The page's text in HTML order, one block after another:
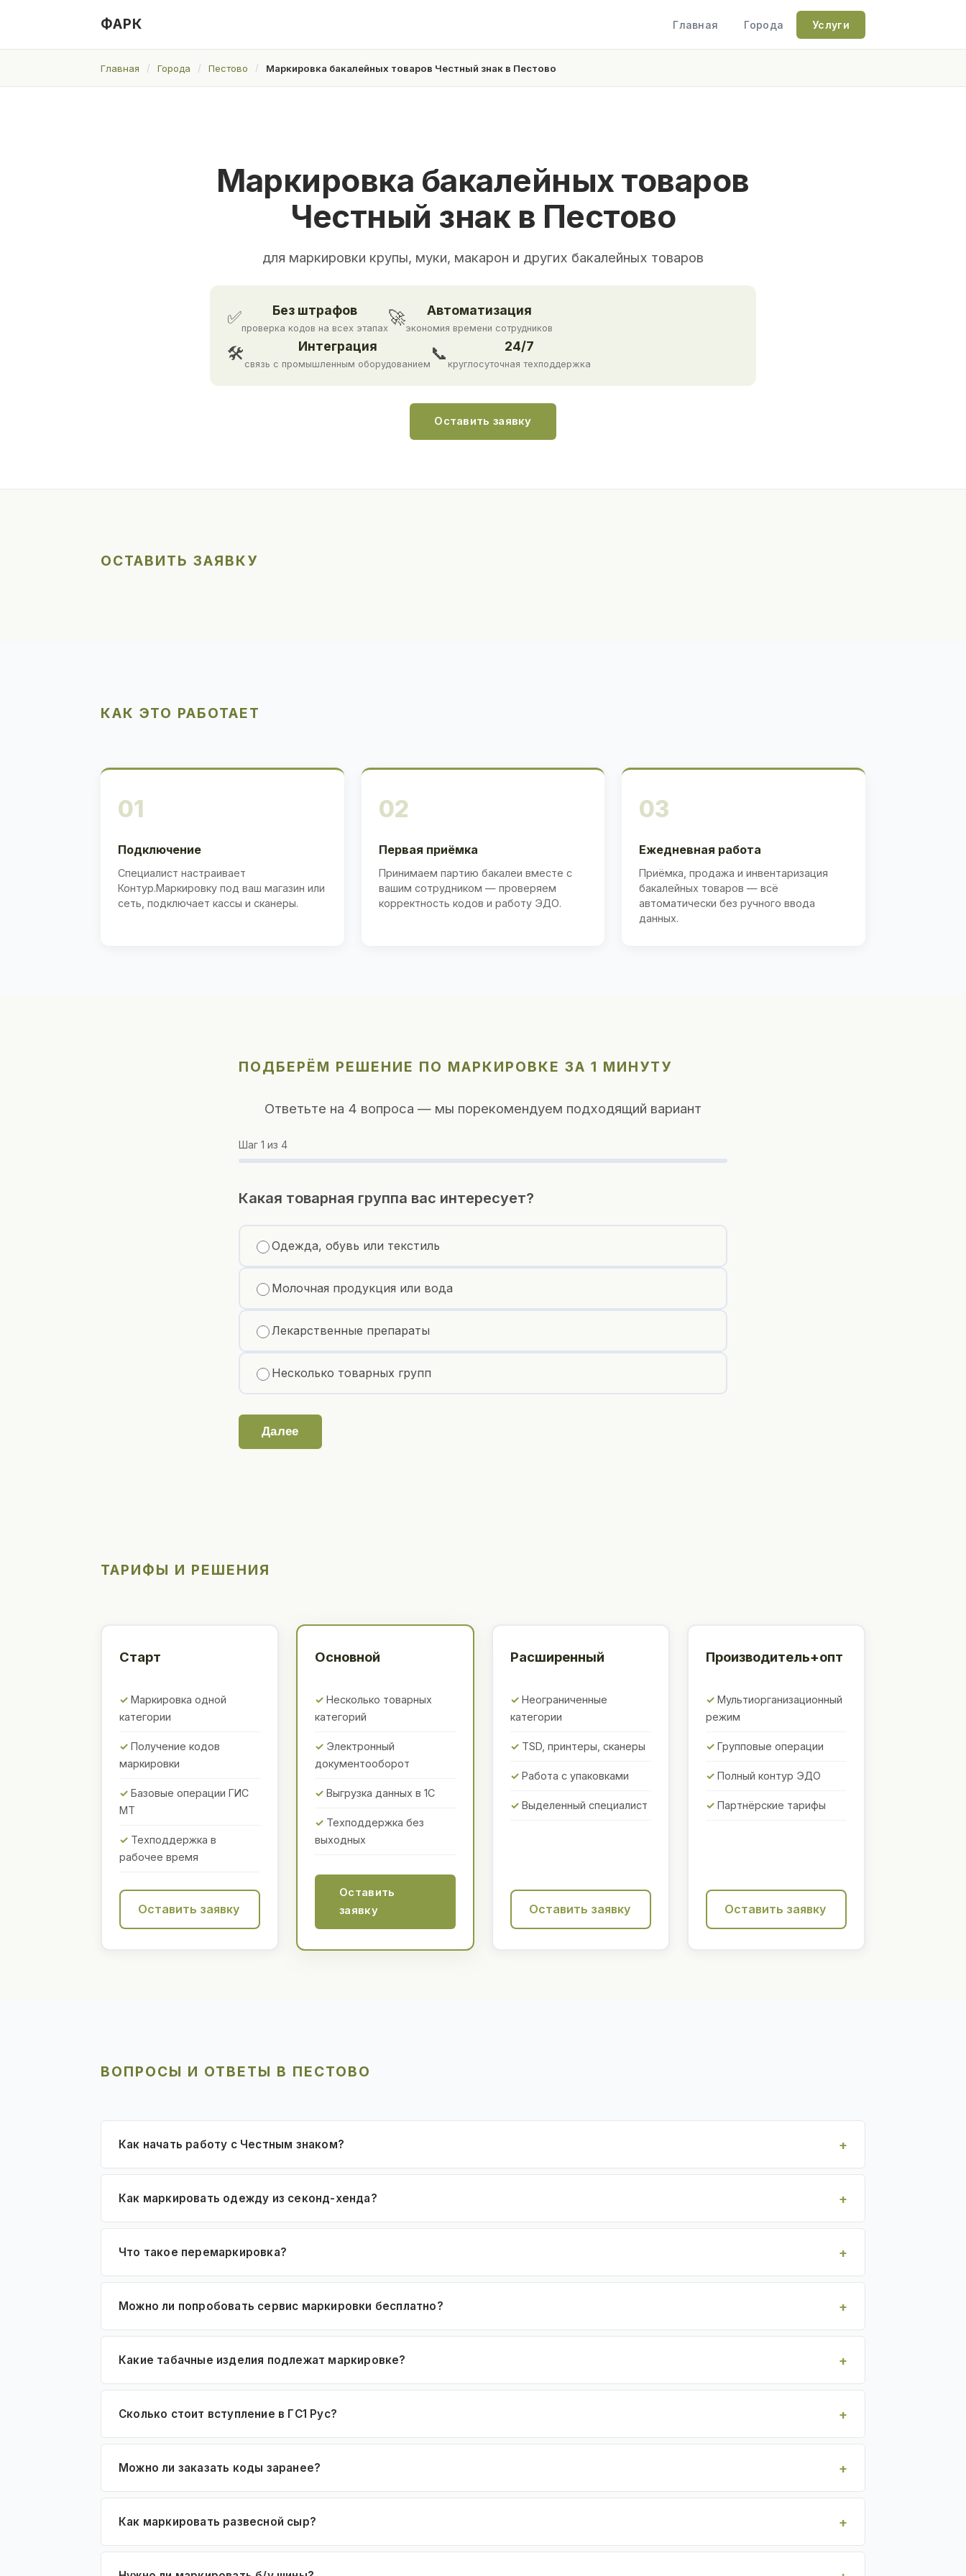
ФАРК Главная Города Услуги
Главная Города Пестово Маркировка бакалейных товаров Честный знак в Пестово
Маркировка бакалейных товаров
Честный знак в Пестово
для маркировки крупы, муки, макарон и других бакалейных товаров
✅ Без штрафов
проверка кодов на всех этапах
🚀 Автоматизация
экономия времени сотрудников
🛠 Интеграция
связь с промышленным оборудованием
📞 24/7
круглосуточная техподдержка
Оставить заявку
ОСТАВИТЬ ЗАЯВКУ
КАК ЭТО РАБОТАЕТ
01
Подключение
Специалист настраивает
Контур.Маркировку под ваш магазин или
сеть, подключает кассы и сканеры.
02
Первая приёмка
Принимаем партию бакалеи вместе с
вашим сотрудником — проверяем
корректность кодов и работу ЭДО.
03
Ежедневная работа
Приёмка, продажа и инвентаризация
бакалейных товаров — всё
автоматически без ручного ввода
данных.
ПОДБЕРЁМ РЕШЕНИЕ ПО МАРКИРОВКЕ ЗА 1 МИНУТУ
Ответьте на 4 вопроса — мы порекомендуем подходящий вариант
Шаг 1 из 4
Какая товарная группа вас интересует?
Одежда, обувь или текстиль
Молочная продукция или вода
Лекарственные препараты
Несколько товарных групп
Далее
ТАРИФЫ И РЕШЕНИЯ
Старт
Маркировка одной
категории
Получение кодов
маркировки
Базовые операции ГИС
МТ
Техподдержка в
рабочее время
Оставить заявку
Основной
Несколько товарных
категорий
Электронный
документооборот
Выгрузка данных в 1С
Техподдержка без
выходных
Оставить
заявку
Расширенный
Неограниченные
категории
TSD, принтеры, сканеры
Работа с упаковками
Выделенный специалист
Оставить заявку
Производитель+опт
Мультиорганизационный
режим
Групповые операции
Полный контур ЭДО
Партнёрские тарифы
Оставить заявку
ВОПРОСЫ И ОТВЕТЫ В ПЕСТОВО
Как начать работу с Честным знаком?
Как маркировать одежду из секонд-хенда?
Что такое перемаркировка?
Можно ли попробовать сервис маркировки бесплатно?
Какие табачные изделия подлежат маркировке?
Сколько стоит вступление в ГС1 Рус?
Можно ли заказать коды заранее?
Как маркировать развесной сыр?